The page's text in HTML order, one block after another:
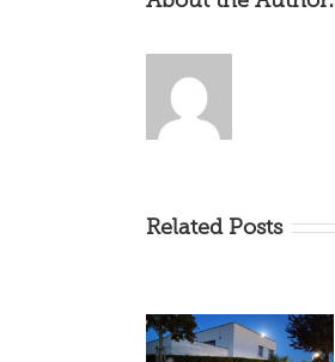
Related Posts